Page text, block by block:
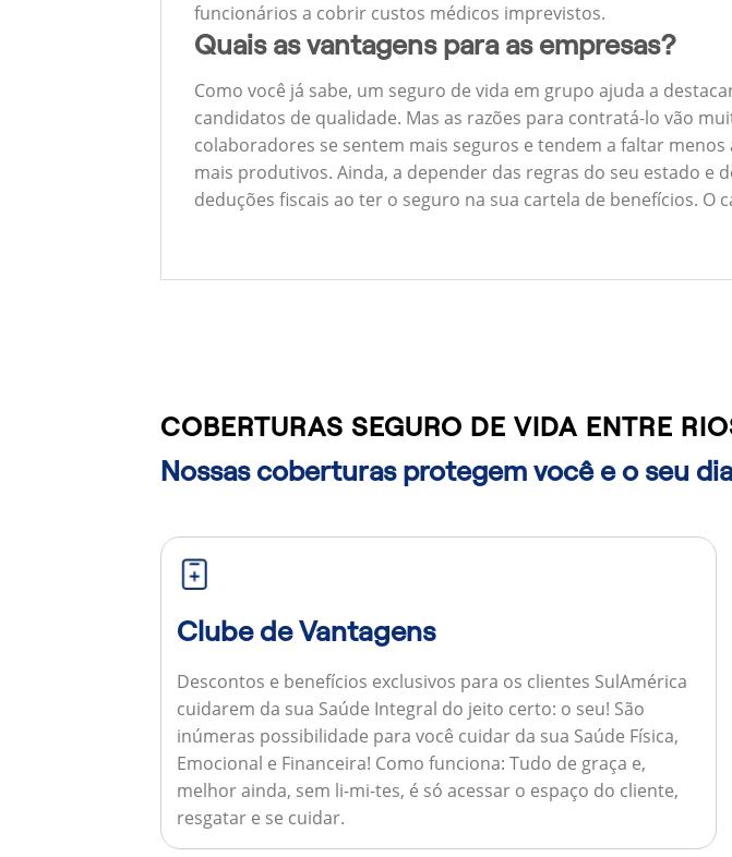
funcionários a cobrir custos médicos imprevistos.
Quais as vantagens para as empresas?
Como você já sabe, um seguro de vida em grupo ajuda a
candidatos de qualidade. Mas as razões para contratá-lo vão
colaboradores se sentem mais seguros e tendem a faltar
mais produtivos. Ainda, a depender das regras do seu estado
deduções fiscais ao ter o seguro na sua cartela de benefícios. O
COBERTURAS SEGURO DE VIDA ENTRE
Nossas coberturas protegem você e o seu
Clube de Vantagens
Descontos e benefícios exclusivos para os clientes SulAmérica
cuidarem da sua Saúde Integral do jeito certo: o seu! São
inúmeras possibilidade para você cuidar da sua Saúde Física,
Emocional e Financeira! Como funciona: Tudo de graça e,
melhor ainda, sem li-mi-tes, é só acessar o espaço do cliente,
resgatar e se cuidar.